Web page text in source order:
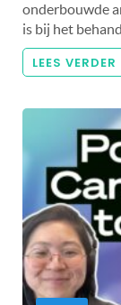
onderbouwde
is bij het
LEES VERDER